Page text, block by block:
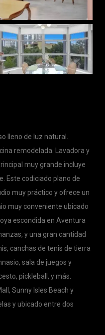
lleno de luz natural.
remodelada. Lavadora y
muy grande incluye
Este codiciado plano de
muy práctico y ofrece un
muy conveniente ubicado
escondida en Aventura
y una gran cantidad
canchas de tenis de tierra
sala de juegos y
pickleball, y más.
Sunny Isles Beach y
y ubicado entre dos